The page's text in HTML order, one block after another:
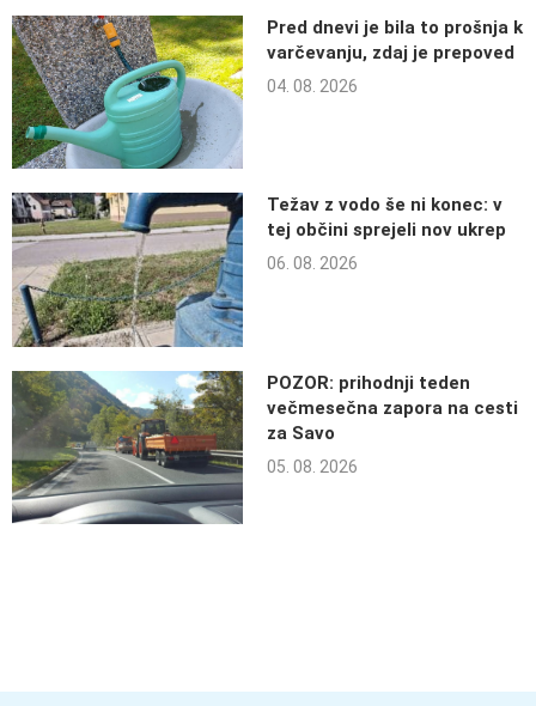
Pred dnevi je bila to prošnja k
varčevanju, zdaj je prepoved
04. 08. 2026
Težav z vodo še ni konec: v
tej občini sprejeli nov ukrep
06. 08. 2026
POZOR: prihodnji teden
večmesečna zapora na cesti
za Savo
05. 08. 2026